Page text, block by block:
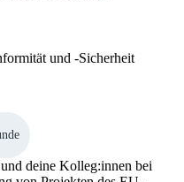
und -Sicherheit
deine Kolleg:innen bei